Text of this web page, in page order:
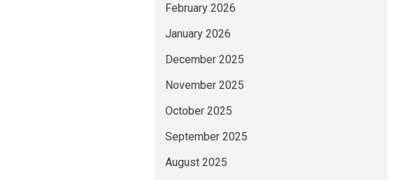
February 2026
January 2026
December 2025
November 2025
October 2025
September 2025
August 2025